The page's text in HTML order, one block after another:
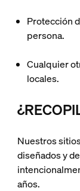
Protección
persona.
Cualquier
locales.
Nuestros
diseñados y
años.